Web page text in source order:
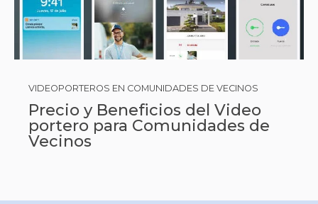
VIDEOPORTEROS EN COMUNIDADES DE VECINOS
Precio y Beneficios del Video
portero para Comunidades de
Vecinos